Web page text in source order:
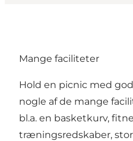
Mange faciliteter
Hold en picnic med
nogle af de mange
bl.a. en basketkurv,
træningsredskaber,